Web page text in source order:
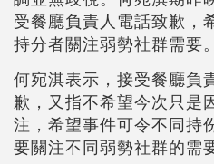
受餐廳負責人電話致歉，
持分者關注弱勢社群需要。
何宛淇表示，接受餐廳負
歉，又指不希望今次只是
注，希望事件可令不同持
要關注不同弱勢社群的需